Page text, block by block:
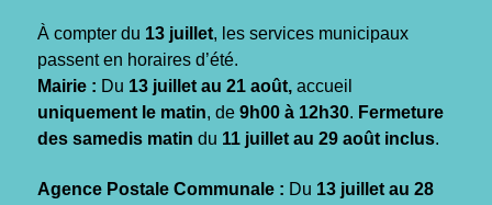
À compter du 13 juillet, les services municipaux
passent en horaires d’été.
Mairie : Du 13 juillet au 21 août, accueil
uniquement le matin, de 9h00 à 12h30. Fermeture
des samedis matin du 11 juillet au 29 août inclus.
Agence Postale Communale : Du 13 juillet au 28